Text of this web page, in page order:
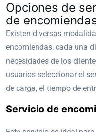
Opciones de
de
Existen diversas
encomiendas, cada una
necesidades de los
usuarios seleccionar el
de carga, el tiempo de
Servicio de